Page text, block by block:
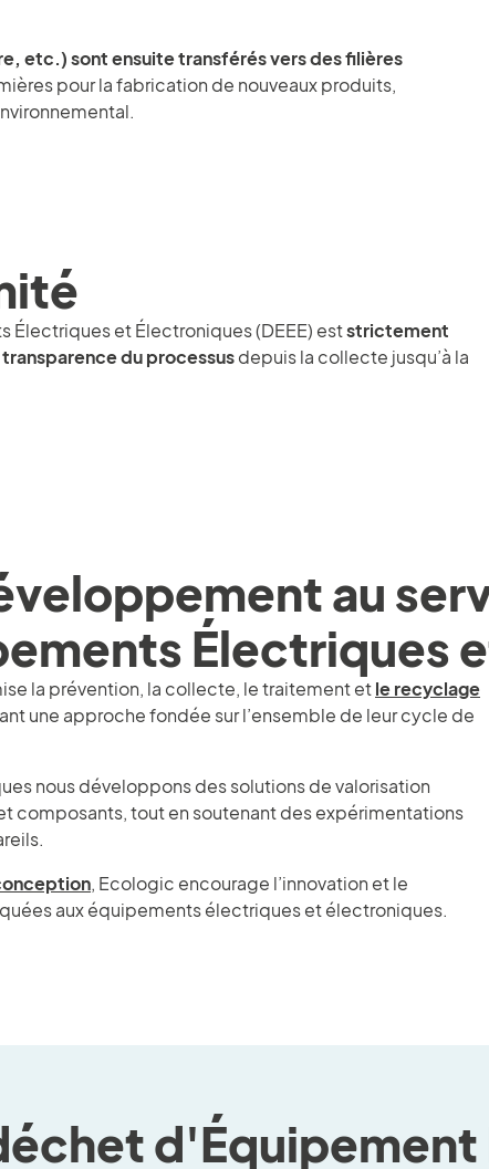
etc.) sont ensuite transférés vers des filières
pour la fabrication de nouveaux produits,
et Électroniques (DEEE) eststrictement
du processusdepuis la collecte jusqu’à la
au
Électriques
la prévention, la collecte, le traitement etle recyclage
une approche fondée sur l’ensemble de leur cycle de
nous développons des solutions de valorisation
composants, tout en soutenant des expérimentations
, Ecologic encourage l’innovation et le
aux équipements électriques et électroniques.